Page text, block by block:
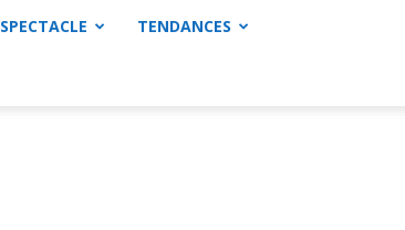
SPECTACLE TENDANCES